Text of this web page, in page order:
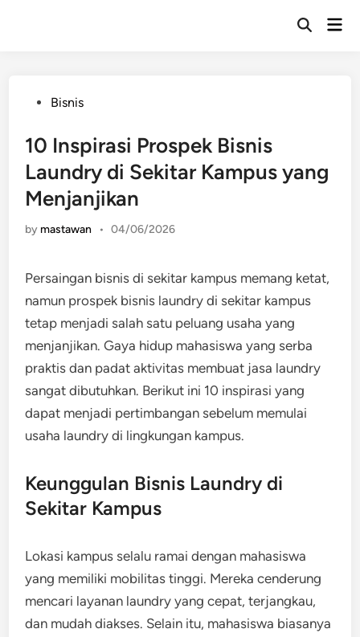
Open
PostedBisnis
10 Inspirasi Prospek Bisnis
Laundry di Sekitar Kampus yang
Menjanjikan
by mastawan • 04/06/2026
Persaingan bisnis di sekitar kampus memang ketat,
namun prospek bisnis laundry di sekitar kampus
tetap menjadi salah satu peluang usaha yang
menjanjikan. Gaya hidup mahasiswa yang serba
praktis dan padat aktivitas membuat jasa laundry
sangat dibutuhkan. Berikut ini 10 inspirasi yang
dapat menjadi pertimbangan sebelum memulai
usaha laundry di lingkungan kampus.
Keunggulan Bisnis Laundry di
Sekitar Kampus
Lokasi kampus selalu ramai dengan mahasiswa
yang memiliki mobilitas tinggi. Mereka cenderung
mencari layanan laundry yang cepat, terjangkau,
dan mudah diakses. Selain itu, mahasiswa biasanya